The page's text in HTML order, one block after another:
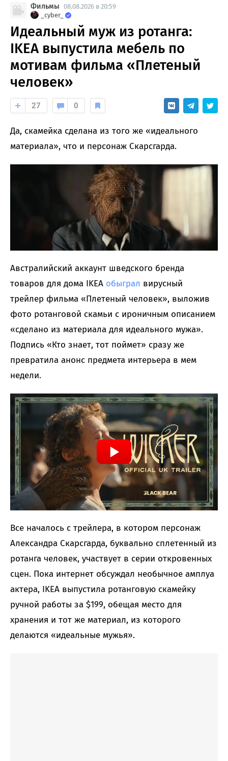
Фильмы 08.08.2026 в 20:59
_cyber_
Идеальный муж из ротанга:
IKEA выпустила мебель по
мотивам фильма «Плетеный
человек»
27 0
Да, скамейка сделана из того же «идеального
материала», что и персонаж Скарсгарда.
Австралийский аккаунт шведского бренда
товаров для дома IKEA обыграл вирусный
трейлер фильма «Плетеный человек», выложив
фото ротанговой скамьи с ироничным описанием
«сделано из материала для идеального мужа».
Подпись «Кто знает, тот поймет» сразу же
превратила анонс предмета интерьера в мем
недели.
Все началось с трейлера, в котором персонаж
Александра Скарсгарда, буквально сплетенный из
ротанга человек, участвует в серии откровенных
сцен. Пока интернет обсуждал необычное амплуа
актера, IKEA выпустила ротанговую скамейку
ручной работы за $199, обещая место для
хранения и тот же материал, из которого
делаются «идеальные мужья».